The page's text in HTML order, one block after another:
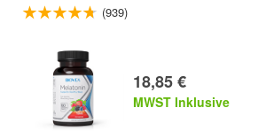
(939)
18,85 €
MWST Inklusive